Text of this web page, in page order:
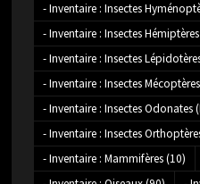
- Inventaire : Insectes
- Inventaire : Insectes Hémiptères
- Inventaire : Insectes
- Inventaire : Insectes Mécoptères
- Inventaire : Insectes Odonates
- Inventaire : Insectes
- Inventaire : Mammifères(10)